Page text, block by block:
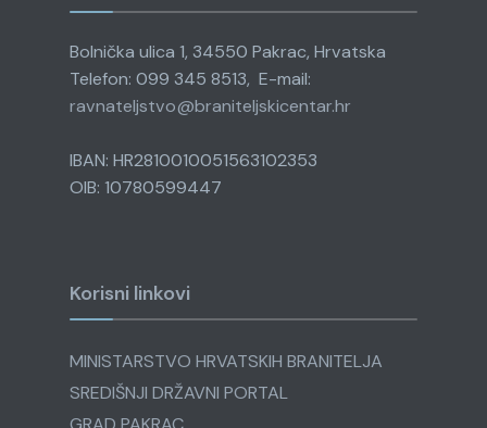
Bolnička ulica 1, 34550 Pakrac, Hrvatska
Telefon: 099 345 8513, E-mail:
ravnateljstvo@braniteljskicentar.hr
IBAN: HR2810010051563102353
OIB: 10780599447
Korisni linkovi
MINISTARSTVO HRVATSKIH BRANITELJA
SREDIŠNJI DRŽAVNI PORTAL